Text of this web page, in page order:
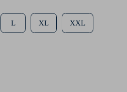
L XL XXL